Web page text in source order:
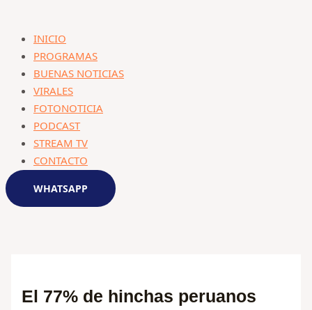
INICIO
PROGRAMAS
BUENAS NOTICIAS
VIRALES
FOTONOTICIA
PODCAST
STREAM TV
CONTACTO
WHATSAPP
El 77% de hinchas peruanos